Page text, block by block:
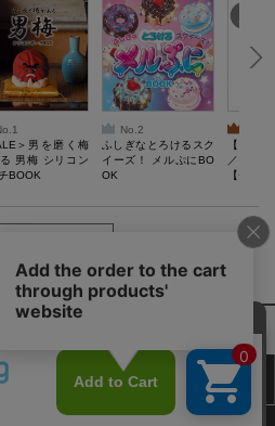
＞男を磨く梅
男梅 シリコン
BOOK
No.2
ふしぎなとろけるスク
イーズ！ メルぷにBO
OK
【
／Lサイ
【一般
ウェア
ク・ロ
ウントー覧
公式通販ご利用ガイド